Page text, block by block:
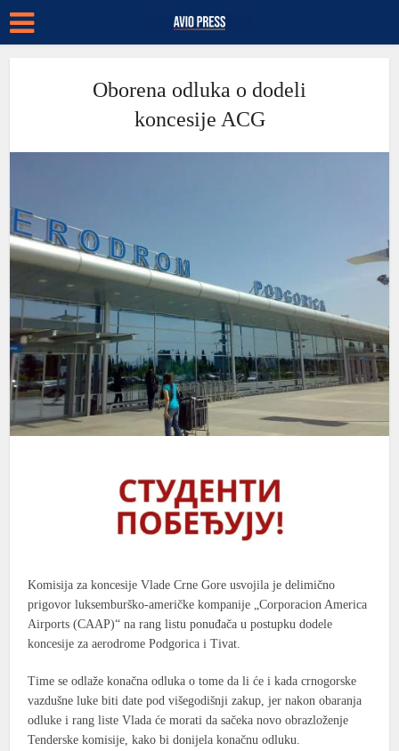
Oborena odluka o dodeli
koncesije ACG
Komisija za koncesije Vlade Crne Gore usvojila je delimično
prigovor luksemburško-američke kompanije „Corporacion America
Airports (CAAP)“ na rang listu ponuđača u postupku dodele
koncesije za aerodrome Podgorica i Tivat.
Time se odlaže konačna odluka o tome da li će i kada crnogorske
vazdušne luke biti date pod višegodišnji zakup, jer nakon obaranja
odluke i rang liste Vlada će morati da sačeka novo obrazloženje
Tenderske komisije, kako bi donijela konačnu odluku.